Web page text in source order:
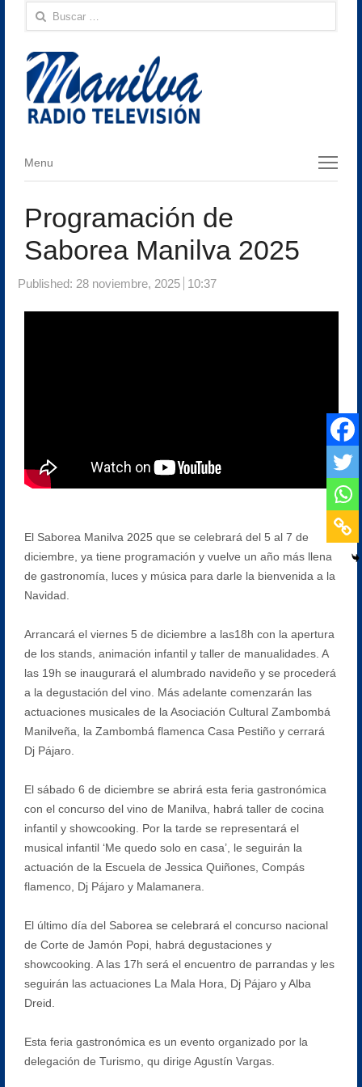
Buscar:
Menu
Menu
Programación de
Saborea Manilva 2025
Published: 28 noviembre, 2025 10:37
El Saborea Manilva 2025 que se celebrará del 5 al 7 de
diciembre, ya tiene programación y vuelve un año más llena
de gastronomía, luces y música para darle la bienvenida a la
Navidad.
Arrancará el viernes 5 de diciembre a las18h con la apertura
de los stands, animación infantil y taller de manualidades. A
las 19h se inaugurará el alumbrado navideño y se procederá
a la degustación del vino. Más adelante comenzarán las
actuaciones musicales de la Asociación Cultural Zambombá
Manilveña, la Zambombá flamenca Casa Pestiño y cerrará
Dj Pájaro.
El sábado 6 de diciembre se abrirá esta feria gastronómica
con el concurso del vino de Manilva, habrá taller de cocina
infantil y showcooking. Por la tarde se representará el
musical infantil ‘Me quedo solo en casa’, le seguirán la
actuación de la Escuela de Jessica Quiñones, Compás
flamenco, Dj Pájaro y Malamanera.
El último día del Saborea se celebrará el concurso nacional
de Corte de Jamón Popi, habrá degustaciones y
showcooking. A las 17h será el encuentro de parrandas y les
seguirán las actuaciones La Mala Hora, Dj Pájaro y Alba
Dreid.
Esta feria gastronómica es un evento organizado por la
delegación de Turismo, qu dirige Agustín Vargas.